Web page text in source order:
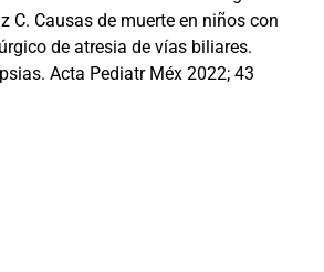
C. Causas de muerte en niños con
de atresia de vías biliares.
Acta Pediatr Méx 2022; 43